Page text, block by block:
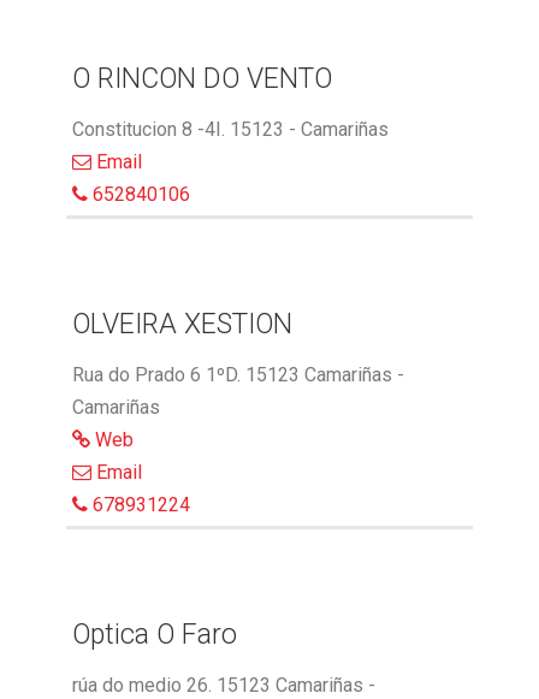
O RINCON DO VENTO
Constitucion 8 -4I. 15123 - Camariñas
Email
652840106
OLVEIRA XESTION
Rua do Prado 6 1ºD. 15123 Camariñas -
Camariñas
Web
Email
678931224
Optica O Faro
rúa do medio 26. 15123 Camariñas -